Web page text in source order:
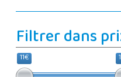
Filtrer dans
11€